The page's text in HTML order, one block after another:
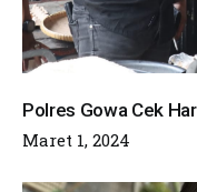
Polres Gowa Cek
Maret 1, 2024